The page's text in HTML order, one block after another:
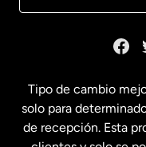
Estados
Tipo de cambio
solo para
de recepción. Esta